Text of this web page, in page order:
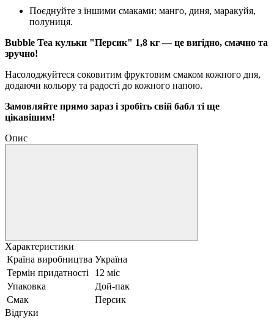
Поєднуйте з іншими смаками: манго, диня, маракуйя,
полуниця.
Bubble Tea кульки "Персик" 1,8 кг — це вигідно, смачно та
зручно!
Насолоджуйтеся соковитим фруктовим смаком кожного дня,
додаючи кольору та радості до кожного напою.
Замовляйте прямо зараз і зробіть свій бабл ті ще
цікавішим!
Опис
Характеристики
Країна виробництва Україна
Термін придатності
12 міс
Упаковка
Дой-пак
Смак
Персик
Відгуки